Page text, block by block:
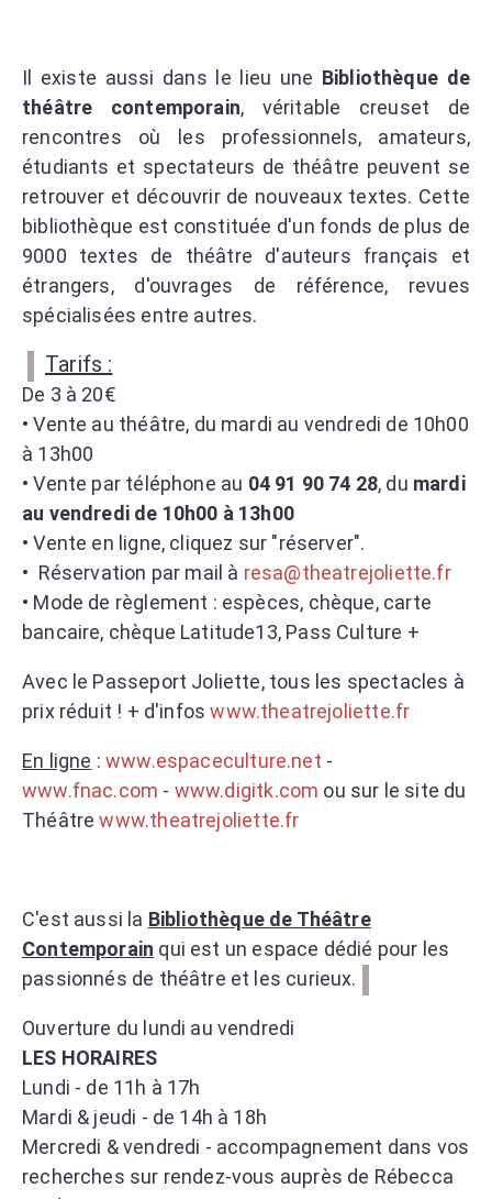
Il existe aussi dans le lieu une Bibliothèque de
théâtre contemporain, véritable creuset de
rencontres où les professionnels, amateurs,
étudiants et spectateurs de théâtre peuvent se
retrouver et découvrir de nouveaux textes. Cette
bibliothèque est constituée d'un fonds de plus de
9000 textes de théâtre d'auteurs français et
étrangers, d'ouvrages de référence, revues
spécialisées entre autres.
Tarifs :
De 3 à 20€
• Vente au théâtre, du mardi au vendredi de 10h00
à 13h00
• Vente par téléphone au 04 91 90 74 28, du mardi
au vendredi de 10h00 à 13h00
• Vente en ligne, cliquez sur "réserver".
• Réservation par mail à resa@theatrejoliette.fr
• Mode de règlement : espèces, chèque, carte
bancaire, chèque Latitude13, Pass Culture +
Avec le Passeport Joliette, tous les spectacles à
prix réduit ! + d'infoswww.theatrejoliette.fr
En ligne : www.espaceculture.net -
www.fnac.com - www.digitk.com ou sur le site du
Théâtrewww.theatrejoliette.fr
C'est aussi la Bibliothèque de Théâtre
Contemporain qui est un espace dédié pour les
passionnés de théâtre et les curieux.
Ouverture du lundi au vendredi
LES HORAIRES
Lundi - de 11h à 17h
Mardi & jeudi - de 14h à 18h
Mercredi & vendredi - accompagnement dans vos
recherches sur rendez-vous auprès de Rébecca